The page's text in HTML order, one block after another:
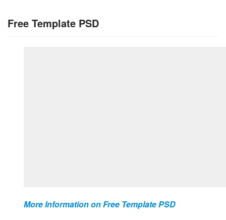
Free Template PSD
More Information on Free Template PSD